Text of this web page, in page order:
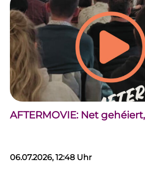
AFTERMOVIE: Net
06.07.2026, 12:48 Uhr